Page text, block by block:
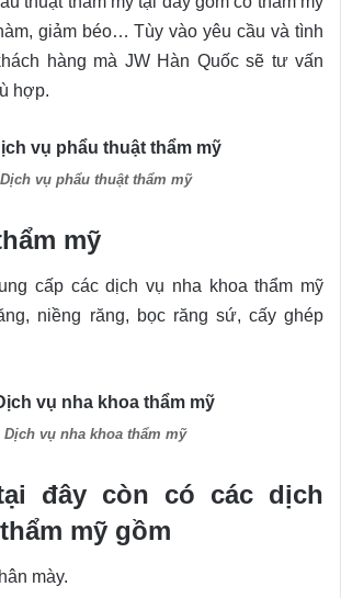
giảm béo… Tùy vào yêu cầu và tình
hàng mà JW Hàn Quốc sẽ tư vấn
hợp.
Dịch vụ phẩu thuật thẩm mỹ
mỹ
cấp các dịch vụ nha khoa thẩm mỹ
niềng răng, bọc răng sứ, cấy ghép
Dịch vụ nha khoa thẩm mỹ
đây còn có các dịch
mỹ gồm
mày.